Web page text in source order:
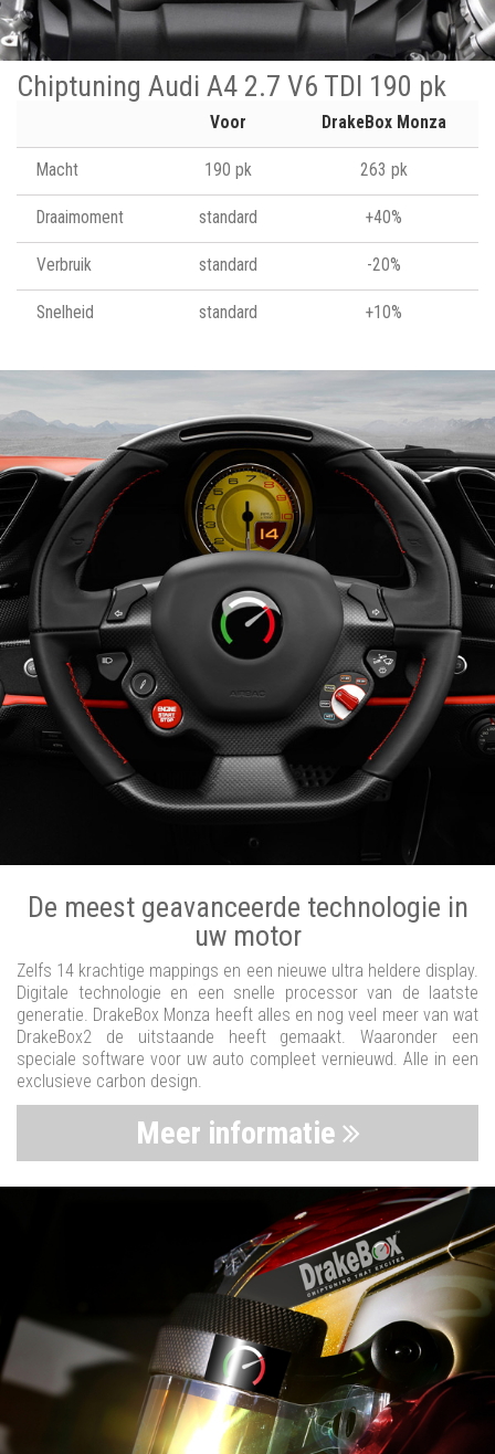
Chiptuning Audi A4 2.7 V6 TDI 190 pk
Voor DrakeBox Monza
Macht 190 pk 263 pk
Draaimoment standard +40%
Verbruik standard -20%
Snelheid standard +10%
De meest geavanceerde technologie in
uw motor
Zelfs 14 krachtige mappings en een nieuwe ultra heldere display.
Digitale technologie en een snelle processor van de laatste
generatie. DrakeBox Monza heeft alles en nog veel meer van wat
DrakeBox2 de uitstaande heeft gemaakt. Waaronder een
speciale software voor uw auto compleet vernieuwd. Alle in een
exclusieve carbon design.
Meer informatie